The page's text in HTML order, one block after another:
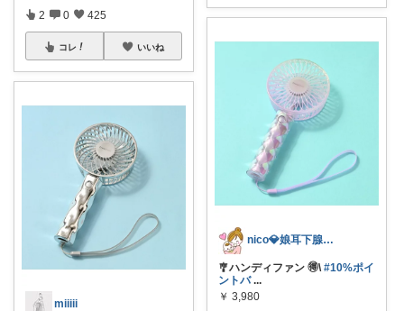
2 0 425
コレ いいね
miiiii
nico💎娘耳下腺炎でした😭💦
🎐ハンディファン 🉐\#10%ポイ
ントバ ...
￥ 3,980